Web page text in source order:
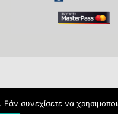
συνεχίσετε να